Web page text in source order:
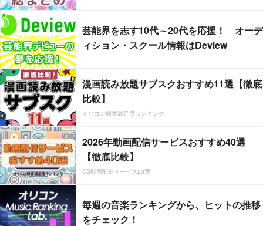
芸能界を志す10代～20代を応援！ オーデ
ィション・スクール情報はDeview
漫画読み放題サブスクおすすめ11選【徹底
比較】
オリコン顧客満足度ランキング
2026年動画配信サービスおすすめ40選
【徹底比較】
CS動画配信サービス20選
毎週の音楽ランキングから、ヒットの推移
をチェック！